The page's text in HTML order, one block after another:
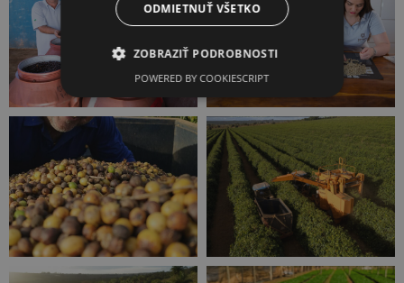
ODMIETNUŤ VŠETKO
ZOBRAZIŤ PODROBNOSTI
POWERED BY COOKIESCRIPT